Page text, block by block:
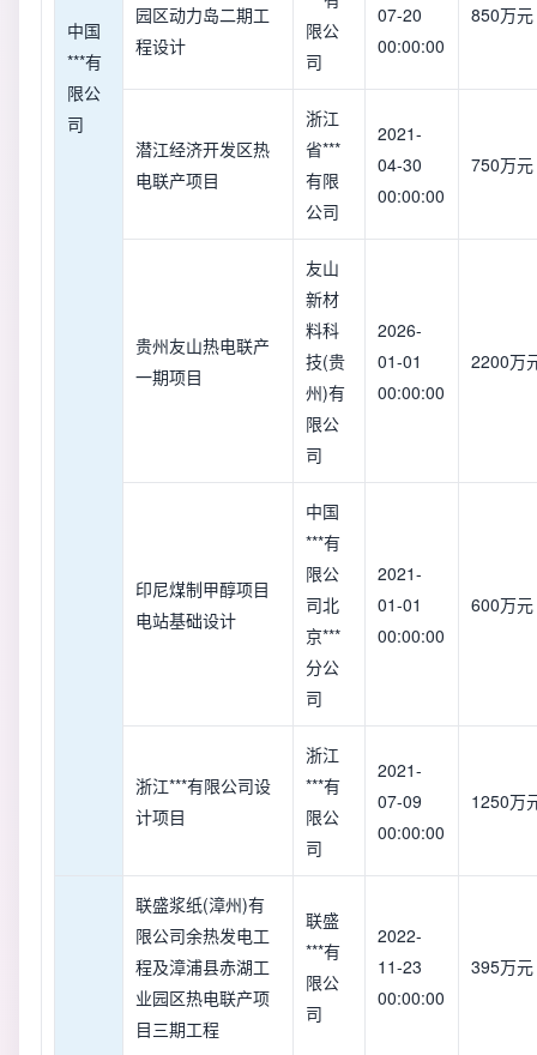
中国
***有
限公
司
园区动力岛二期工
程设计
限公
司
07-20
00:00:00
850万元
潜江经济开发区热
电联产项目
浙江
省***
有限
公司
2021-
04-30
00:00:00
750万元
贵州友山热电联产
一期项目
友山
新材
料科
技(贵
州)有
限公
司
2026-
01-01
00:00:00
2200万
印尼煤制甲醇项目
电站基础设计
中国
***有
限公
司北
京***
分公
司
2021-
01-01
00:00:00
600万元
浙江***有限公司设
计项目
浙江
***有
限公
司
2021-
07-09
00:00:00
1250万
联盛浆纸(漳州)有
限公司余热发电工
程及漳浦县赤湖工
业园区热电联产项
目三期工程
联盛
***有
限公
司
2022-
11-23
00:00:00
395万元